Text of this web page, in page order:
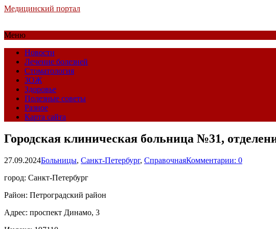
Медицинский портал
Меню
Новости
Лечение болезней
Стоматология
ЗОЖ
Здоровье
Полезные советы
Разное
Карта сайта
Городская клиническая больница №31,
27.09.2024Больницы, Санкт-Петербург, СправочнаяКомментарии: 0
город: Санкт-Петербург
Район: Петроградский район
Адрес: проспект Динамо, 3